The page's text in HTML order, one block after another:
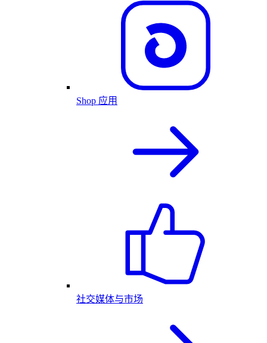
Shop 应用
社交媒体与市场